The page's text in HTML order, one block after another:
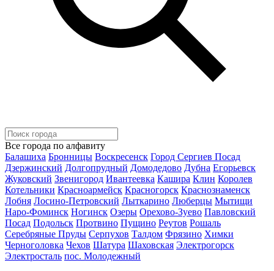
Все города по алфавиту
Балашиха Бронницы Воскресенск Город Сергиев Посад
Дзержинский Долгопрудный Домодедово Дубна Егорьевск
Жуковский Звенигород Ивантеевка Кашира Клин Королев
Котельники Красноармейск Красногорск Краснознаменск
Лобня Лосино-Петровский Лыткарино Люберцы Мытищи
Наро-Фоминск Ногинск Озеры Орехово-Зуево Павловский
Посад Подольск Протвино Пущино Реутов Рошаль
Серебряные Пруды Серпухов Талдом Фрязино Химки
Черноголовка Чехов Шатура Шаховская Электрогорск
Электросталь пос. Молодежный